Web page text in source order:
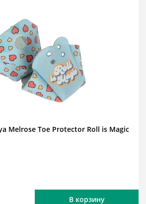
Melrose Toe Protector Roll is Magic
В корзину